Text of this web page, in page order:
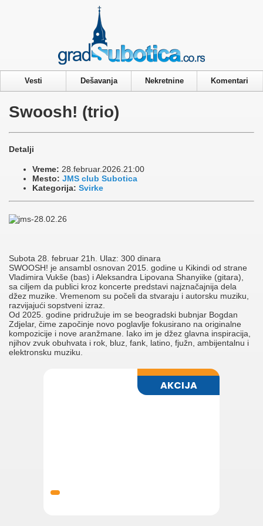
Vesti Dešavanja Nekretnine Komentari
Swoosh! (trio)
Detalji
Vreme: 28.februar.2026.21:00
Mesto: JMS club Subotica
Kategorija: Svirke
Subota 28. februar 21h. Ulaz: 300 dinara
SWOOSH! je ansambl osnovan 2015. godine u Kikindi od strane
Vladimira Vukše (bas) i Aleksandra Lipovana Shanyiike (gitara),
sa ciljem da publici kroz koncerte predstavi najznačajnija dela
džez muzike. Vremenom su počeli da stvaraju i autorsku muziku,
razvijajući sopstveni izraz.
Od 2025. godine pridružuje im se beogradski bubnjar Bogdan
Zdjelar, čime započinje novo poglavlje fokusirano na originalne
kompozicije i nove aranžmane. Iako im je džez glavna inspiracija,
njihov zvuk obuhvata i rok, bluz, fank, latino, fjužn, ambijentalnu i
elektronsku muziku.
Privacy & Cookies Policy